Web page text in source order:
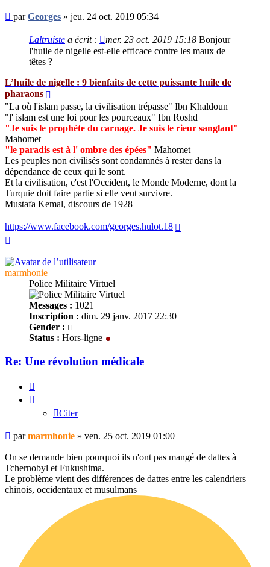
Message
non
parGeorges » jeu. 24 oct. 2019 05:34
Laltruiste a écrit : mer. 23 oct. 2019 15:18 Bonjour
l'huile de nigelle est-elle efficace contre les maux de
têtes ?
L’huile de nigelle : 9 bienfaits de cette puissante huile de
pharaons
"La où l'islam passe, la civilisation trépasse" Ibn Khaldoun
"l' islam est une loi pour les pourceaux" Ibn Roshd
"Je suis le prophète du carnage. Je suis le rieur sanglant"
Mahomet
"le paradis est à l' ombre des épées" Mahomet
Les peuples non civilisés sont condamnés à rester dans la
dépendance de ceux qui le sont.
Et la civilisation, c'est l'Occident, le Monde Moderne, dont la
Turquie doit faire partie si elle veut survivre.
Mustafa Kemal, discours de 1928
https://www.facebook.com/georges.hulot.18
marmhonie
Police Militaire Virtuel
Messages : 1021
Inscription : dim. 29 janv. 2017 22:30
Gender :
Status : Hors-ligne
Re: Une révolution médicale
Citer
Message
non
lu
parmarmhonie » ven. 25 oct. 2019 01:00
On se demande bien pourquoi ils n'ont pas mangé de dattes à
Tchernobyl et Fukushima.
Le problème vient des différences de dattes entre les calendriers
chinois, occidentaux et musulmans